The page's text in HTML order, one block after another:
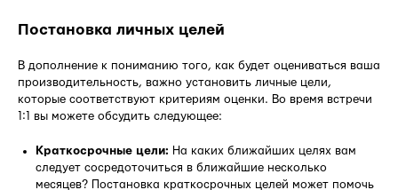
Постановка личных целей
В дополнение к пониманию того, как будет оцениваться ваша
производительность, важно установить личные цели,
которые соответствуют критериям оценки. Во время встречи
1:1 вы можете обсудить следующее:
Краткосрочные цели: На каких ближайших целях вам
следует сосредоточиться в ближайшие несколько
месяцев? Постановка краткосрочных целей может помочь